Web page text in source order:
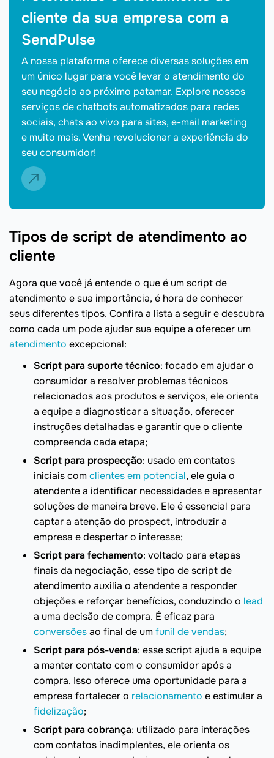
cliente da sua empresa com a
SendPulse
A nossa plataforma oferece diversas soluções em
um único lugar para você levar o atendimento do
seu negócio ao próximo patamar. Explore nossos
serviços de chatbots automatizados para redes
sociais, chats ao vivo para sites, e-mail marketing
e muito mais. Venha revolucionar a experiência do
seu consumidor!
Tipos de script de atendimento ao
cliente
Agora que você já entende o que é um script de
atendimento e sua importância, é hora de conhecer
seus diferentes tipos. Confira a lista a seguir e descubra
como cada um pode ajudar sua equipe a oferecer um
atendimento excepcional:
Script para suporte técnico: focado em ajudar o
consumidor a resolver problemas técnicos
relacionados aos produtos e serviços, ele orienta
a equipe a diagnosticar a situação, oferecer
instruções detalhadas e garantir que o cliente
compreenda cada etapa;
Script para prospecção: usado em contatos
iniciais comclientes em potencial, ele guia o
atendente a identificar necessidades e apresentar
soluções de maneira breve. Ele é essencial para
captar a atenção do prospect, introduzir a
empresa e despertar o interesse;
Script para fechamento: voltado para etapas
finais da negociação, esse tipo de script de
atendimento auxilia o atendente a responder
objeções e reforçar benefícios, conduzindo o lead
a uma decisão de compra. É eficaz para
conversõesao final de umfunil de vendas;
Script para pós-venda: esse script ajuda a equipe
a manter contato com o consumidor após a
compra. Isso oferece uma oportunidade para a
empresa fortalecer o relacionamento e estimular a
fidelização;
Script para cobrança: utilizado para interações
com contatos inadimplentes, ele orienta os